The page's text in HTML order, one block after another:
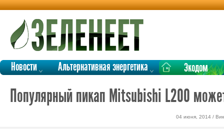
Новости Альтернативная энергетика Экодом
Популярный пикап Mitsubishi L200
04 июня, 2014 /